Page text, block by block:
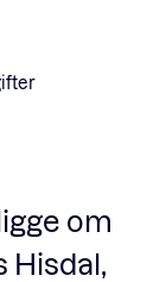
om
Hisdal,